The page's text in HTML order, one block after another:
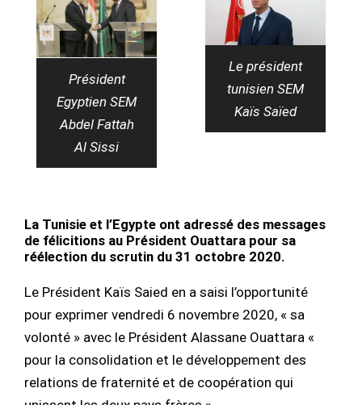
Président
Egyptien SEM
Abdel Fattah
Al Sissi
Le président
tunisien SEM
Kaïs Saïed
La Tunisie et l’Egypte ont adressé des messages
de félicitions au Président Ouattara pour sa
réélection du scrutin du 31 octobre 2020.
Le Président Kaïs Saied en a saisi l’opportunité
pour exprimer vendredi 6 novembre 2020, « sa
volonté » avec le Président Alassane Ouattara «
pour la consolidation et le développement des
relations de fraternité et de coopération qui